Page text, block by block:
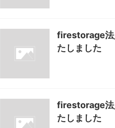
firestorage法
たしました
firestorage法
たしました